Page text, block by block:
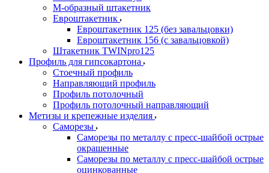
М-образный штакетник
Евроштакетник
Евроштакетник 125 (без завальцовки)
Евроштакетник 156 (с завальцовкой)
Штакетник TWINpro125
Профиль для гипсокартона
Стоечный профиль
Направляющий профиль
Профиль потолочный
Профиль потолочный направляющий
Метизы и крепежные изделия
Саморезы
Саморезы по металлу с пресс-шайбой острые
окрашенные
Саморезы по металлу с пресс-шайбой острые
оцинкованные